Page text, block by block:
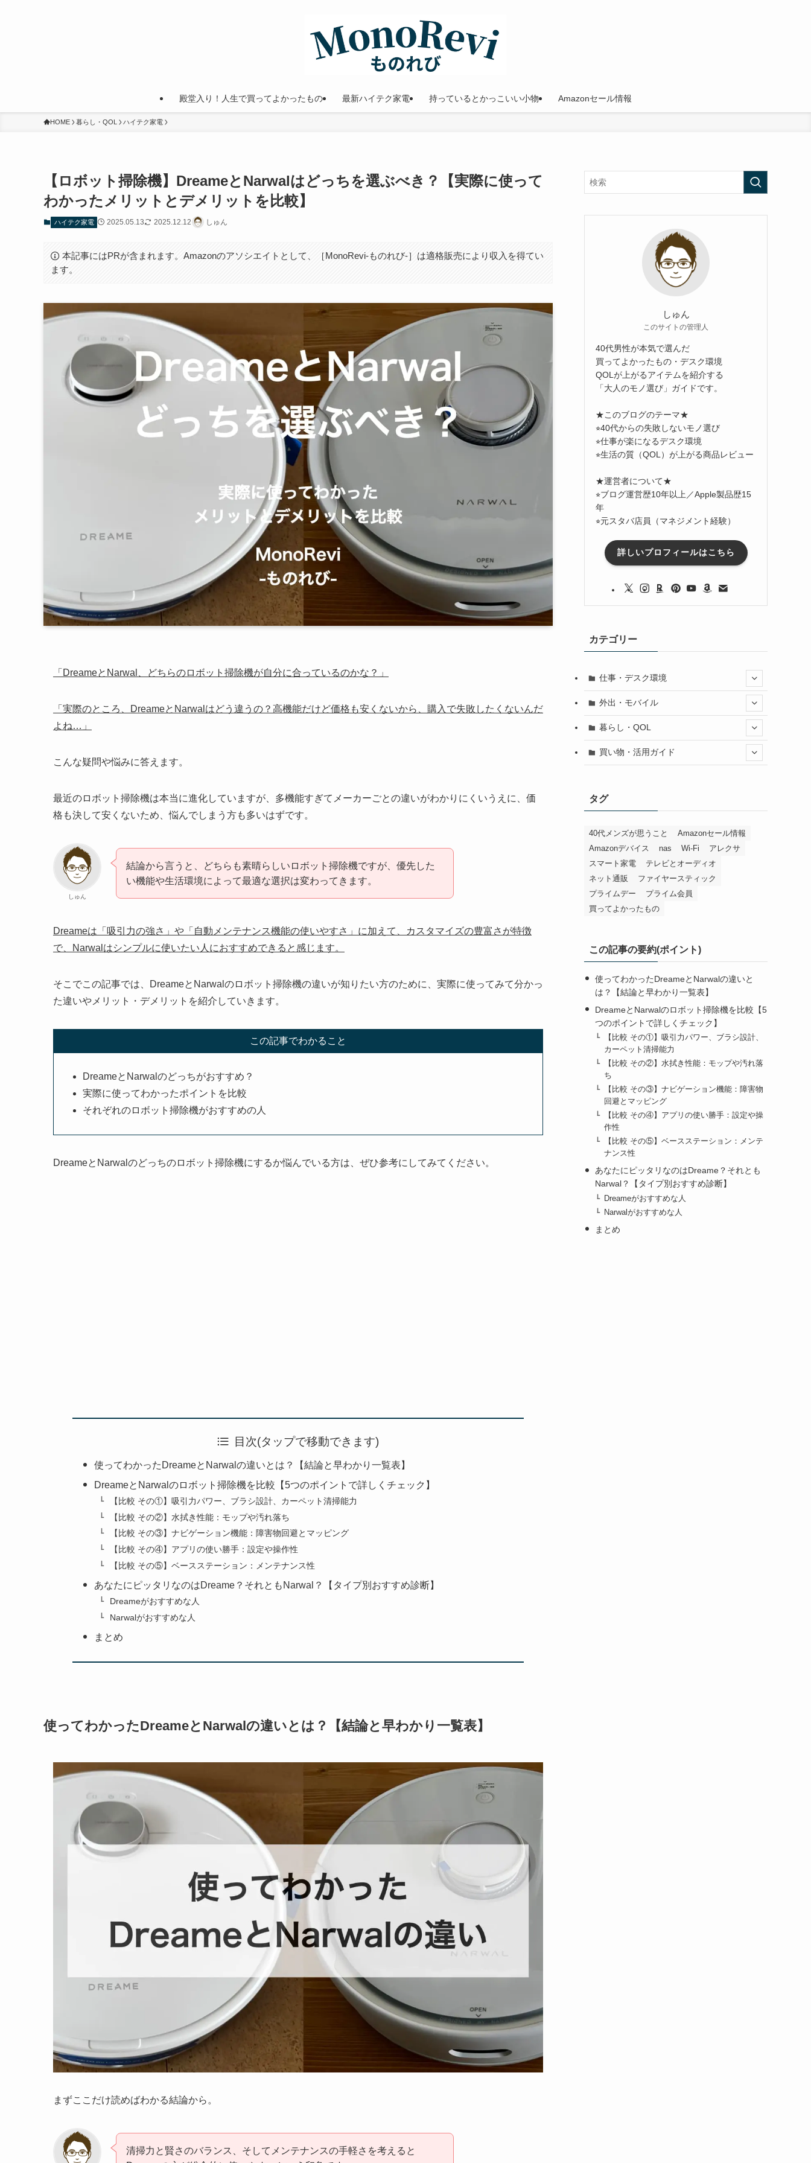
殿堂入り！人生で買ってよかったもの 最新ハイテク家電 持っているとかっこいい小物 Amazonセール情報
HOME 暮らし・QOL ハイテク家電
【ロボット掃除機】DreameとNarwalはどっちを選ぶべき？【実際に使って
わかったメリットとデメリットを比較】
ハイテク家電 2025.05.13 2025.12.12 しゅん
本記事にはPRが含まれます。Amazonのアソシエイトとして、［MonoRevi-ものれび-］は適格販売により収入を得てい
ます。
「DreameとNarwal、どちらのロボット掃除機が自分に合っているのかな？」
「実際のところ、DreameとNarwalはどう違うの？高機能だけど価格も安くないから、購入で失敗したくないんだ
よね…」
こんな疑問や悩みに答えます。
最近のロボット掃除機は本当に進化していますが、多機能すぎてメーカーごとの違いがわかりにくいうえに、価
格も決して安くないため、悩んでしまう方も多いはずです。
しゅん
結論から言うと、どちらも素晴らしいロボット掃除機ですが、優先した
い機能や生活環境によって最適な選択は変わってきます。
Dreameは「吸引力の強さ」や「自動メンテナンス機能の使いやすさ」に加えて、カスタマイズの豊富さが特徴
で、Narwalはシンプルに使いたい人におすすめできると感じます。
そこでこの記事では、DreameとNarwalのロボット掃除機の違いが知りたい方のために、実際に使ってみて分かっ
た違いやメリット・デメリットを紹介していきます。
この記事でわかること
DreameとNarwalのどっちがおすすめ？
実際に使ってわかったポイントを比較
それぞれのロボット掃除機がおすすめの人
DreameとNarwalのどっちのロボット掃除機にするか悩んでいる方は、ぜひ参考にしてみてください。
目次(タップで移動できます)
使ってわかったDreameとNarwalの違いとは？【結論と早わかり一覧表】
DreameとNarwalのロボット掃除機を比較【5つのポイントで詳しくチェック】
【比較 その①】吸引力パワー、ブラシ設計、カーペット清掃能力
【比較 その②】水拭き性能：モップや汚れ落ち
【比較 その③】ナビゲーション機能：障害物回避とマッピング
【比較 その④】アプリの使い勝手：設定や操作性
【比較 その⑤】ベースステーション：メンテナンス性
あなたにピッタリなのはDreame？それともNarwal？【タイプ別おすすめ診断】
Dreameがおすすめな人
Narwalがおすすめな人
まとめ
使ってわかったDreameとNarwalの違いとは？【結論と早わかり一覧表】
まずここだけ読めばわかる結論から。
清掃力と賢さのバランス、そしてメンテナンスの手軽さを考えると
しゅん
このサイトの管理人
40代男性が本気で選んだ
買ってよかったもの・デスク環境
QOLが上がるアイテムを紹介する
「大人のモノ選び」ガイドです。
★このブログのテーマ★
⭐︎40代からの失敗しないモノ選び
⭐︎仕事が楽になるデスク環境
⭐︎生活の質（QOL）が上がる商品レビュー
★運営者について★
⭐︎ブログ運営歴10年以上／Apple製品歴15
年
⭐︎元スタバ店員（マネジメント経験）
詳しいプロフィールはこちら
カテゴリー
仕事・デスク環境
外出・モバイル
暮らし・QOL
買い物・活用ガイド
タグ
40代メンズが思うこと
Amazonセール情報
Amazonデバイス
nas Wi-Fi
アレクサ
スマート家電
テレビとオーディオ
ネット通販
ファイヤースティック
プライムデー
プライム会員
買ってよかったもの
この記事の要約(ポイント)
使ってわかったDreameとNarwalの違いと
は？【結論と早わかり一覧表】
DreameとNarwalのロボット掃除機を比較【5
つのポイントで詳しくチェック】
【比較 その①】吸引力パワー、ブラシ設計、
カーペット清掃能力
【比較 その②】水拭き性能：モップや汚れ落
ち
【比較 その③】ナビゲーション機能：障害物
回避とマッピング
【比較 その④】アプリの使い勝手：設定や操
作性
【比較 その⑤】ベースステーション：メンテ
ナンス性
あなたにピッタリなのはDreame？それとも
Narwal？【タイプ別おすすめ診断】
Dreameがおすすめな人
Narwalがおすすめな人
まとめ